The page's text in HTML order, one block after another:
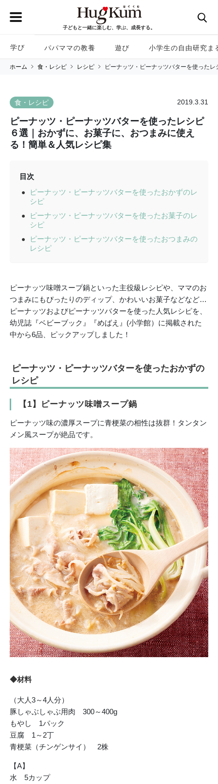
子どもと一緒に楽しむ、学ぶ、成長する。
学び パパママの教養 遊び 小学生の自由研究ま
ホーム 食・レシピ レシピ ピーナッツ・ピーナッツバターを使った
食・レシピ 2019.3.31
ピーナッツ・ピーナッツバターを使ったレシピ
６選｜おかずに、お菓子に、おつまみに使え
る！簡単＆人気レシピ集
目次
ピーナッツ・ピーナッツバターを使ったおかずのレ
シピ
ピーナッツ・ピーナッツバターを使ったお菓子のレ
シピ
ピーナッツ・ピーナッツバターを使ったおつまみの
レシピ
ピーナッツ味噌スープ鍋といった主役級レシピや、ママのお
つまみにもぴったりのディップ、かわいいお菓子などなど…
ピーナッツおよびピーナッツバターを使った人気レシピを、
幼児誌『ベビーブック』『めばえ』(小学館）に掲載された
中から6品、ピックアップしました！
ピーナッツ・ピーナッツバターを使ったおかずの
レシピ
【1】ピーナッツ味噌スープ鍋
ピーナッツ味の濃厚スープに青梗菜の相性は抜群！タンタン
メン風スープが絶品です。
◆材料
（大人3～4人分）
豚しゃぶしゃぶ用肉 300～400g
もやし 1パック
豆腐 1～2丁
青梗菜（チンゲンサイ） 2株
【A】
水 5カップ